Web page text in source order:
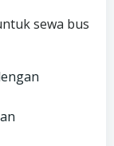
sewa bus